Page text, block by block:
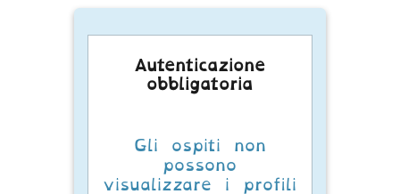
Autenticazione
obbligatoria
Gli ospiti non
possono
visualizzare i profili